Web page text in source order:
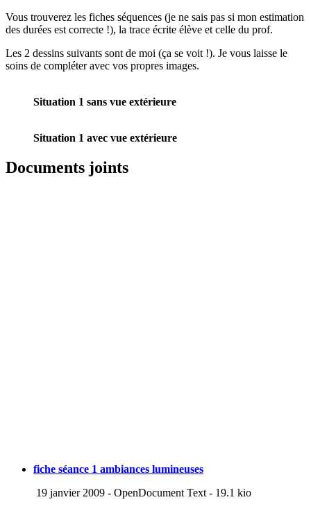
Vous trouverez les fiches séquences (je ne sais pas si mon estimation
des durées est correcte !), la trace écrite élève et celle du prof.
Les 2 dessins suivants sont de moi (ça se voit !). Je vous laisse le
soins de compléter avec vos propres images.
Situation 1 sans vue extérieure
Situation 1 avec vue extérieure
Documents joints
fiche séance 1 ambiances lumineuses
19 janvier 2009 - OpenDocument Text - 19.1 kio